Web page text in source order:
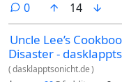
0comments
14
Uncle Lee’s
Disaster -
(dasklapptsonicht.de)